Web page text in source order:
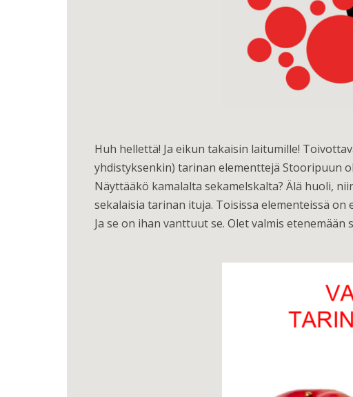
Huh hellettä! Ja eikun takaisin laitumille!
yhdistyksenkin) tarinan elementtejä Stooripuun
Näyttääkö kamalalta sekamelskalta? Älä huoli,
sekalaisia tarinan ituja. Toisissa elementeissä on
Ja se on ihan vanttuut se. Olet valmis etenemään